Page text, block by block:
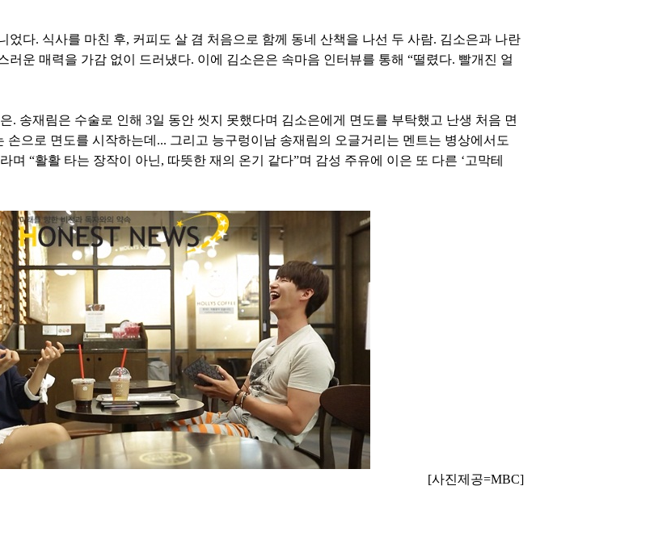
었다. 식사를 마친 후, 커피도 살 겸 처음으로 함께 동네 산책을 나선 두 사람. 김소은과 나란
운 매력을 가감 없이 드러냈다. 이에 김소은은 속마음 인터뷰를 통해 “떨렸다. 빨개진 얼
. 송재림은 수술로 인해 3일 동안 씻지 못했다며 김소은에게 면도를 부탁했고 난생 처음 면
손으로 면도를 시작하는데... 그리고 능구렁이남 송재림의 오글거리는 멘트는 병상에서도
며 “활활 타는 장작이 아닌, 따뜻한 재의 온기 같다”며 감성 주유에 이은 또 다른 ‘고막테
[사진제공=MBC]